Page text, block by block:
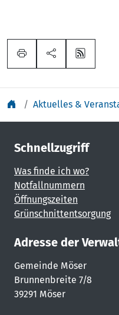
Aktuelles &
Schnellzugriff
Was finde ich wo?
Notfallnummern
Öffnungszeiten
Grünschnittentsorgung
Adresse der
Gemeinde Möser
Brunnenbreite 7/8
39291 Möser